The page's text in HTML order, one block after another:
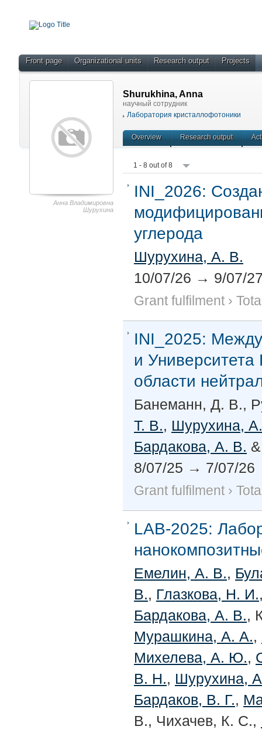
Front page Organizational units Research output Projects
Анна Владимировна
Шурухина
Shurukhina, Anna
научный сотрудник
Лаборатория кристаллофотоники
Overview Research output
1 - 8 out of 8
INI_2026:
углерода
Шурухина, А. В.
10/07/26 → 9/07/
Grant fulfilment ›
INI_2025:
и
области
Банеманн, Д. В.,
Т. В., Шурухина,
Бардакова, А. В.
8/07/25 → 7/07/26
Grant fulfilment›
LAB-2025:
Емелин, А. В.,
В., Глазкова, Н. И.
Бардакова, А. В.,
Мурашкина, А. А.,
Михелева, А. Ю.,
В. Н., Шурухина,
Бардаков, В. Г.,
В., Чихачев, К. С.,